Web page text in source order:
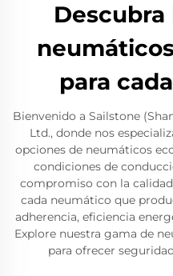
para
Bienvenido a Sailstone
Ltd., donde nos
opciones de neumáticos
condiciones de
compromiso con la
cada neumático que
adherencia, eficiencia
Explore nuestra gama de
para ofrecer